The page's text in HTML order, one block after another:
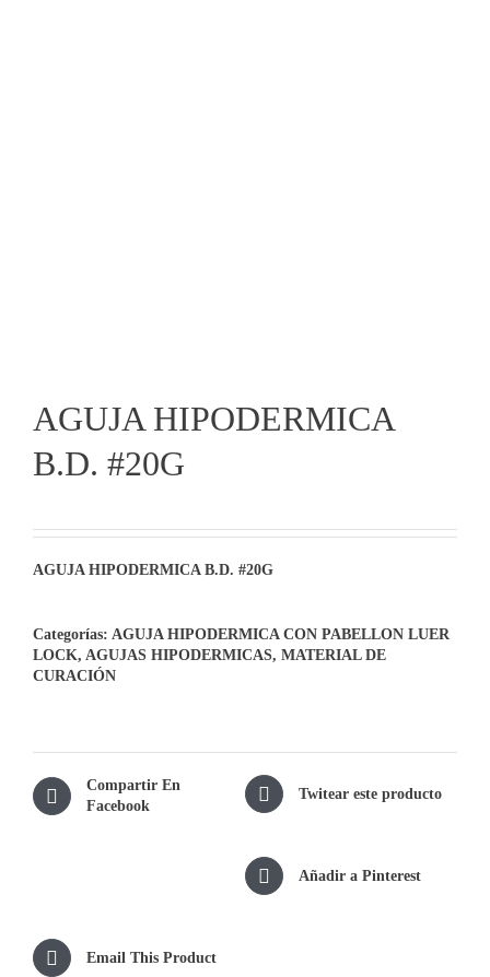
AGUJA HIPODERMICA
B.D. #20G
AGUJA HIPODERMICA B.D. #20G
Categorías: AGUJA HIPODERMICA CON PABELLON LUER
LOCK, AGUJAS HIPODERMICAS, MATERIAL DE
CURACIÓN
Compartir En
Facebook
Twitear este producto
Añadir a Pinterest
Email This Product